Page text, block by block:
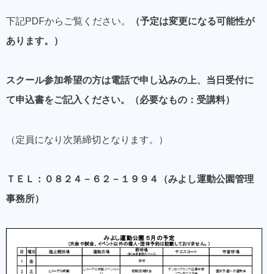
下記PDFからご覧ください。
（予定は変更になる可能性が
あります。）
スクール参加希望の方は電話で申し込みの上、当日受付に
て申込書をご記入ください。（必要なもの：受講料）
（定員になり次第締切となります。）
ＴＥＬ：０８２４－６２－１９９４（みよし運動公園管理
事務所）